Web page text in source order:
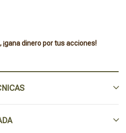
, ¡gana dinero por tus acciones!